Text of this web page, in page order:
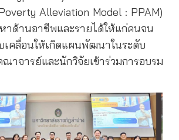
Alleviation Model : PPAM)
าด้านอาชีพและรายได้ให้แก่คนจน
เคลื่อนให้เกิดแผนพัฒนาในระดับ
ารย์และนักวิจัยเข้าร่วมการอบรม